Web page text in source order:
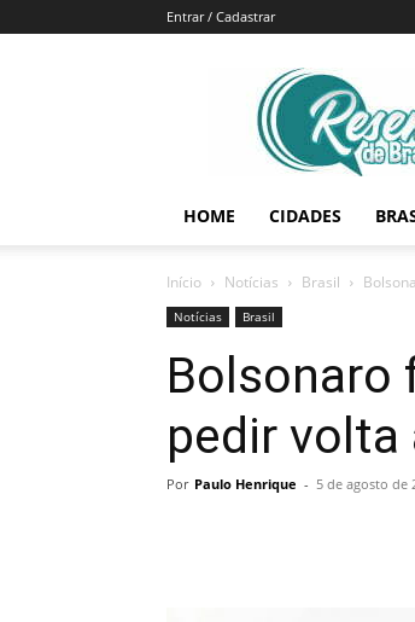
Entrar / Cadastrar
de
HOME CIDADES
Início Notícias Brasil
Notícias Brasil
Bolsonaro
pedir
Por Paulo Henrique - 5 de agosto de